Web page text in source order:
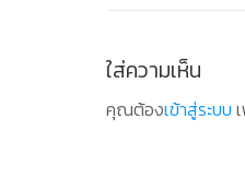
ใส่ความเห็น
คุณต้องเข้าสู่ระบบ